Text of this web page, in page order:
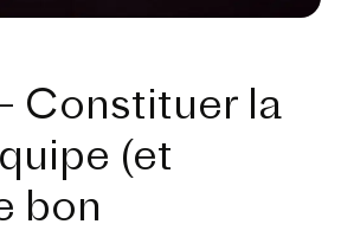
Constituer la
(et
bon